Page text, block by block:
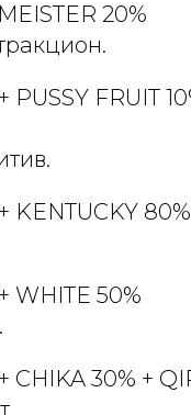
20%
PUSSY FRUIT
KENTUCKY 80%
WHITE 50%
CHIKA 30% +